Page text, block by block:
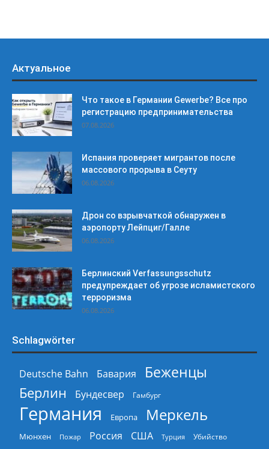
Актуальное
Что такое в Германии Gewerbe? Все про
регистрацию предпринимательства
07.08.2026
Испания проверяет мигрантов после
массового прорыва в Сеуту
06.08.2026
Дрон со взрывчаткой обнаружен в
аэропорту Лейпциг/Галле
06.08.2026
Берлинский Verfassungsschutz
предупреждает об угрозе исламистского
терроризма
06.08.2026
Schlagwörter
Deutsche Bahn Бавария
Беженцы
Берлин
Бундесвер Гамбург
Германия Европа Меркель
Мюнхен Пожар Россия США Турция Убийство